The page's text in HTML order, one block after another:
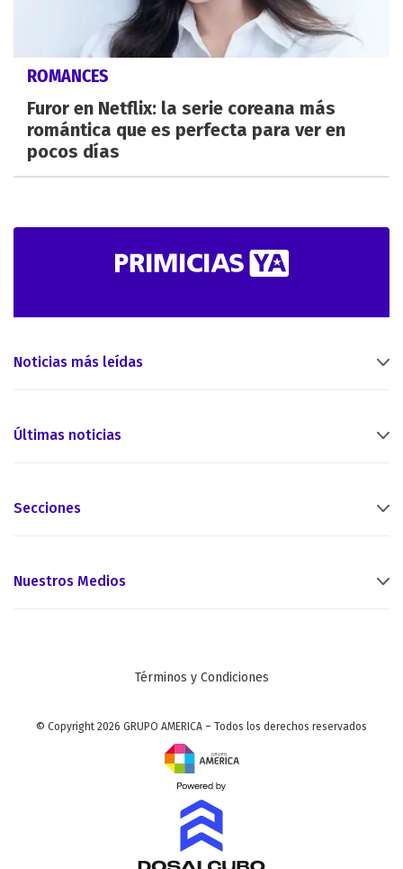
ROMANCES
Furor en Netflix: la serie coreana más
romántica que es perfecta para ver en
pocos días
Noticias más leídas
Últimas noticias
Secciones
Nuestros Medios
Términos y Condiciones
© Copyright 2026 GRUPO AMERICA – Todos los derechos reservados